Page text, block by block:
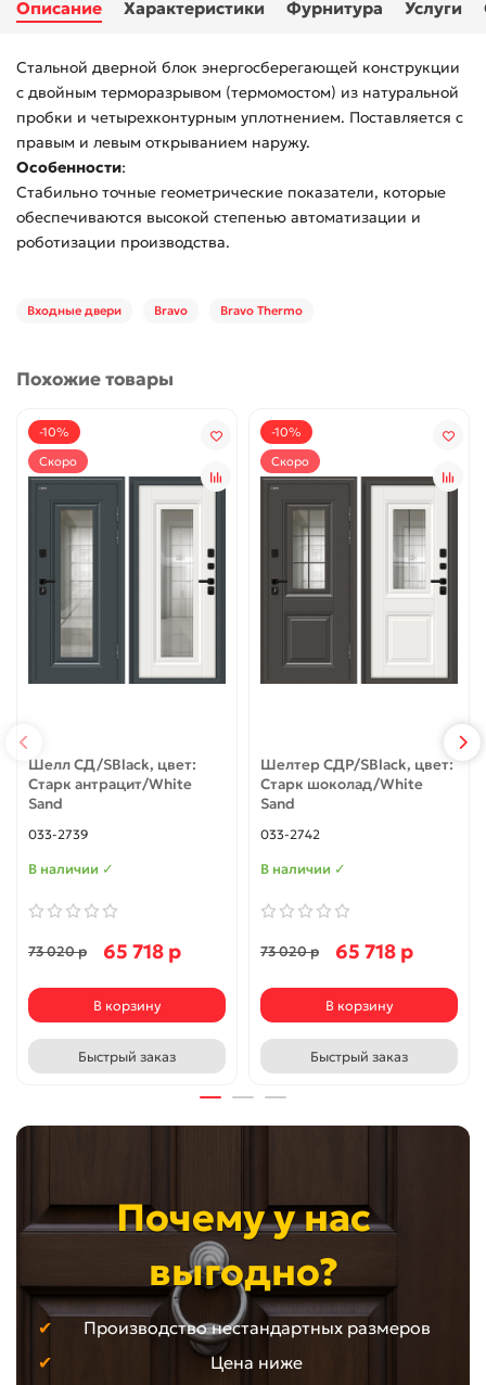
Описание Характеристики Фурнитура Услуги
Стальной дверной блок энергосберегающей конструкции
с двойным терморазрывом (термомостом) из натуральной
пробки и четырехконтурным уплотнением. Поставляется с
правым и левым открыванием наружу.
Особенности:
Стабильно точные геометрические показатели, которые
обеспечиваются высокой степенью автоматизации и
роботизации производства.
Входные двери Bravo Bravo Thermo
Похожие товары
-10%
Скоро
Шелл СД/SBlack, цвет:
Старк антрацит/White
Sand
033-2739
В наличии ✓
73 020 р 65 718 р
В корзину
Быстрый заказ
-10%
Скоро
Шелтер СДР/SBlack, цвет:
Старк шоколад/White
Sand
033-2742
В наличии ✓
73 020 р 65 718 р
В корзину
Быстрый заказ
Почему у нас
выгодно?
Производство нестандартных размеров
Цена ниже